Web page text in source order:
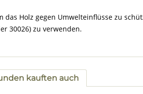
das Holz gegen Umwelteinflüsse zu
30026) zu verwenden.
kauften auch